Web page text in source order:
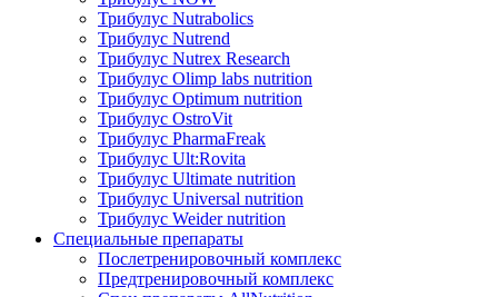
Трибулус Nutrabolics
Трибулус Nutrend
Трибулус Nutrex Research
Трибулус Olimp labs nutrition
Трибулус Optimum nutrition
Трибулус OstroVit
Трибулус PharmaFreak
Трибулус Ult:Rovita
Трибулус Ultimate nutrition
Трибулус Universal nutrition
Трибулус Weider nutrition
Специальные препараты
Послетренировочный комплекс
Предтренировочный комплекс